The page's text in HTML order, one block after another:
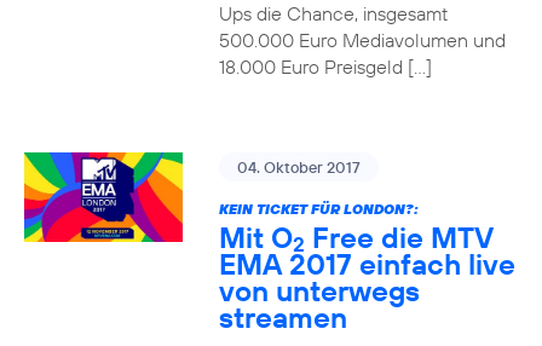
Ups die Chance, insgesamt
500.000 Euro Mediavolumen und
18.000 Euro Preisgeld […]
04. Oktober 2017
KEIN TICKET FÜR LONDON?:
Mit O2 Free die MTV
EMA 2017 einfach live
von unterwegs
streamen